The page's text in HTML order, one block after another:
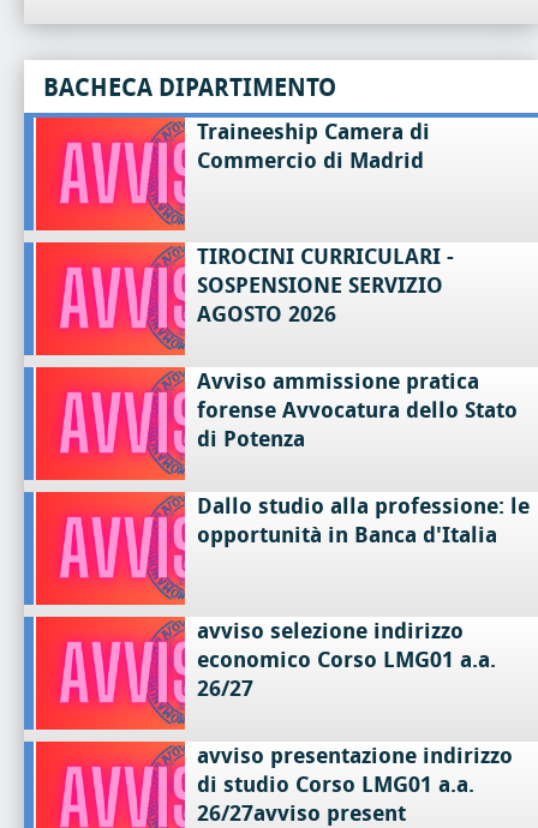
BACHECA DIPARTIMENTO
Traineeship Camera di
Commercio di Madrid
TIROCINI CURRICULARI -
SOSPENSIONE SERVIZIO
AGOSTO 2026
Avviso ammissione pratica
forense Avvocatura dello Stato
di Potenza
Dallo studio alla professione: le
opportunità in Banca d'Italia
avviso selezione indirizzo
economico Corso LMG01 a.a.
26/27
avviso presentazione indirizzo
di studio Corso LMG01 a.a.
26/27avviso present